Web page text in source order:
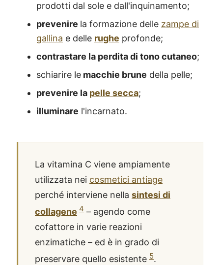
prodotti dal sole e dall'inquinamento;
prevenire la formazione delle zampe di
gallina e delle rughe profonde;
contrastare la perdita di tono cutaneo;
schiarire le macchie brune della pelle;
prevenire la pelle secca;
illuminare l'incarnato.
La vitamina C viene ampiamente
utilizzata nei cosmetici antiage
perché interviene nella sintesi di
collagene 4 – agendo come
cofattore in varie reazioni
enzimatiche – ed è in grado di
preservare quello esistente 5.